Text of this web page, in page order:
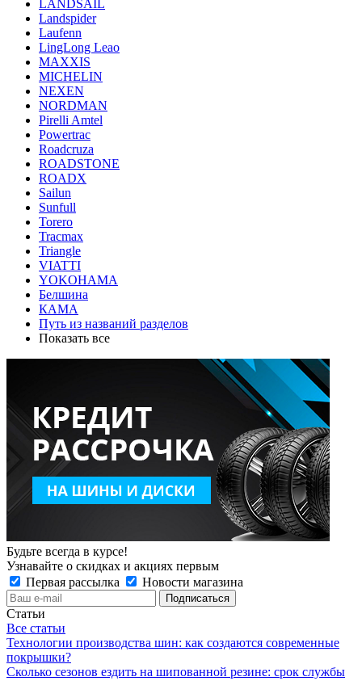
LANDSAIL
Landspider
Laufenn
LingLong Leao
MAXXIS
MICHELIN
NEXEN
NORDMAN
Pirelli Amtel
Powertrac
Roadcruza
ROADSTONE
ROADX
Sailun
Sunfull
Torero
Tracmax
Triangle
VIATTI
YOKOHAMA
Белшина
КАМА
Путь из названий разделов
Показать все
Будьте всегда в курсе!
Узнавайте о скидках и акциях первым
Первая рассылка
Новости магазина
Статьи
Все статьи
Технологии производства шин: как создаются современные
покрышки?
Сколько сезонов ездить на шипованной резине: срок службы